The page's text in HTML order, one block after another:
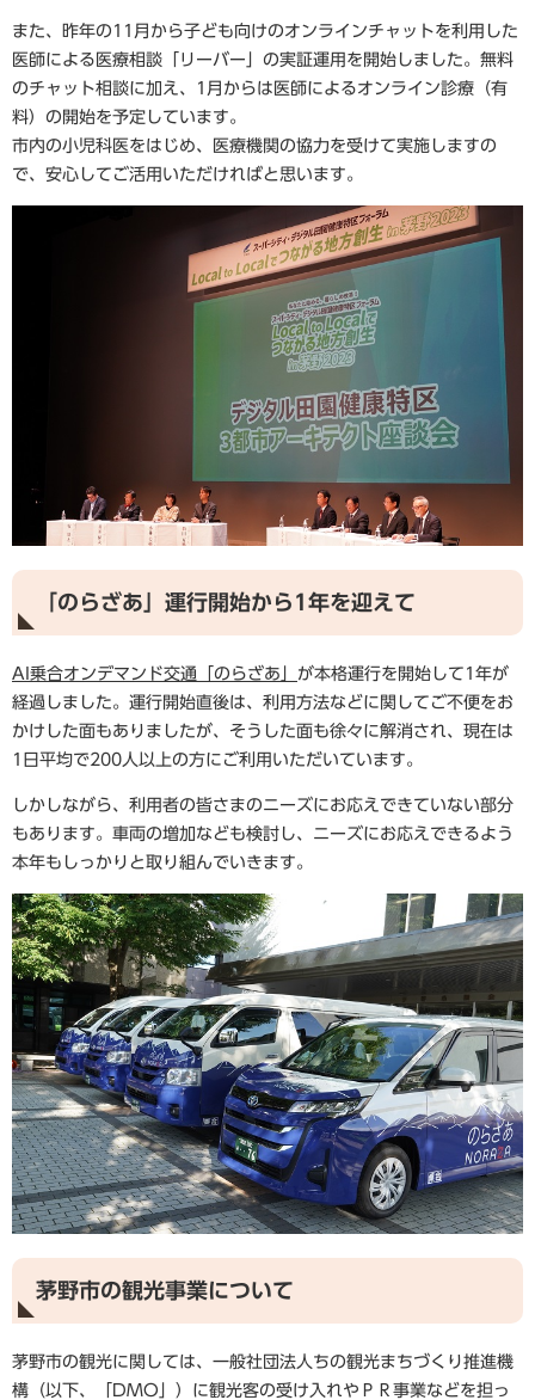
また、昨年の11月から子ども向けのオンラインチャットを利用した
医師による医療相談「リーバー」の実証運用を開始しました。無料
のチャット相談に加え、1月からは医師によるオンライン診療（有
料）の開始を予定しています。
市内の小児科医をはじめ、医療機関の協力を受けて実施しますの
で、安心してご活用いただければと思います。
「のらざあ」運行開始から1年を迎えて
AI乗合オンデマンド交通「のらざあ」 が本格運行を開始して1年が
経過しました。運行開始直後は、利用方法などに関してご不便をお
かけした面もありましたが、そうした面も徐々に解消され、現在は
1日平均で200人以上の方にご利用いただいています。
しかしながら、利用者の皆さまのニーズにお応えできていない部分
もあります。車両の増加なども検討し、ニーズにお応えできるよう
本年もしっかりと取り組んでいきます。
茅野市の観光事業について
茅野市の観光に関しては、一般社団法人ちの観光まちづくり推進機
構（以下、「DMO」）に観光客の受け入れやＰＲ事業などを担っ